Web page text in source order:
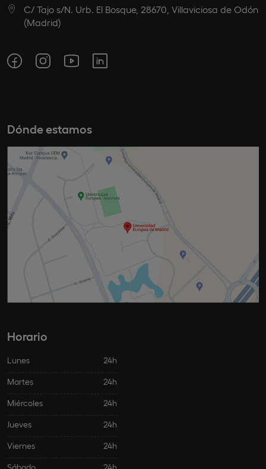
C/ Tajo s/N. Urb. El Bosque, 28670, Villaviciosa de Odón
(Madrid)
Dónde estamos
Horario
Lunes 24h
Martes 24h
Miércoles 24h
Jueves 24h
Viernes 24h
Sábado 24h